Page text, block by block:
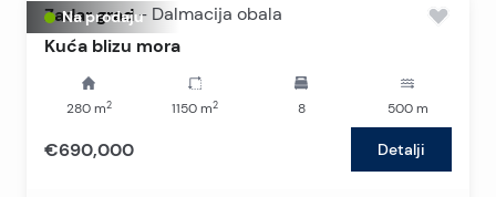
Na prodaju
Zadar grad - Dalmacija obala
Kuća blizu mora
280m2 1150 m2 8 500m
€690,000 Detalji